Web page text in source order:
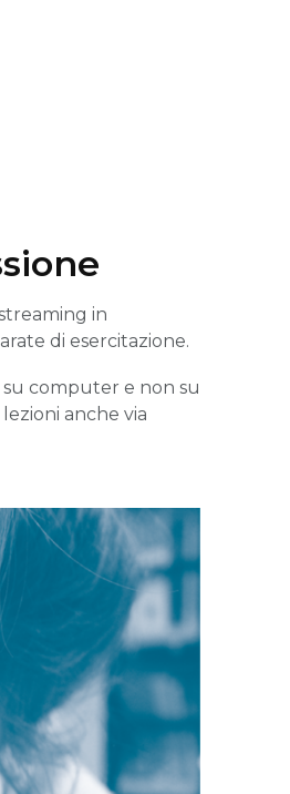
in
di esercitazione.
computer e non su
anche via